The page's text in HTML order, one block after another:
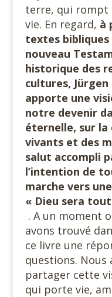
terre, qui rompt
vie. En regard, à
textes bibliques
nouveau
historique des
cultures,
apporte une
notre devenir
éternelle, sur la
vivants et des
salut accompli
l’intention de
marche vers
« Dieu sera
. A un moment
avons trouvé
ce livre une
questions. Nous
partager cette
qui porte vie,